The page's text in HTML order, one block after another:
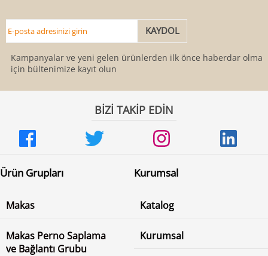
Kampanyalar ve yeni gelen ürünlerden ilk önce haberdar olmak
için bültenimize kayıt olun
BİZİ TAKİP EDİN
Ürün Grupları
Makas
Makas Perno Saplama
ve Bağlantı Grubu
Kurumsal
Katalog
Kurumsal